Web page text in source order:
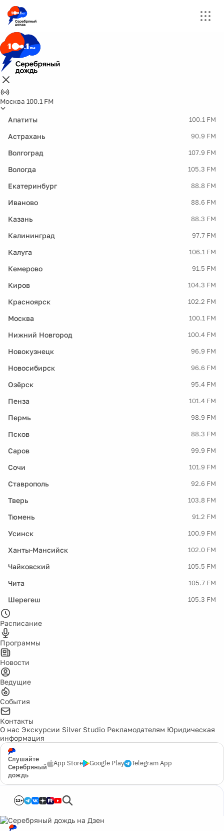
Москва 100.1 FM
Апатиты 100.1 FM
Астрахань 90.9 FM
Волгоград 107.9 FM
Вологда 105.3 FM
Екатеринбург 88.8 FM
Иваново 88.6 FM
Казань 88.3 FM
Калининград 97.7 FM
Калуга 106.1 FM
Кемерово 91.5 FM
Киров 104.3 FM
Красноярск 102.2 FM
Москва 100.1 FM
Нижний Новгород 100.4 FM
Новокузнецк 96.9 FM
Новосибирск 96.6 FM
Озёрск 95.4 FM
Пенза 101.4 FM
Пермь 98.9 FM
Псков 88.3 FM
Саров 99.9 FM
Сочи 101.9 FM
Ставрополь 92.6 FM
Тверь 103.8 FM
Тюмень 91.2 FM
Усинск 100.9 FM
Ханты-Мансийск 102.0 FM
Чайковский 105.5 FM
Чита 105.7 FM
Шерегеш 105.3 FM
Расписание
Программы
Новости
Ведущие
События
Контакты
О нас Экскурсии Silver Studio Рекламодателям Юридическая
информация
Слушайте
Серебряный
дождь
App Store Google Play Telegram App
12+